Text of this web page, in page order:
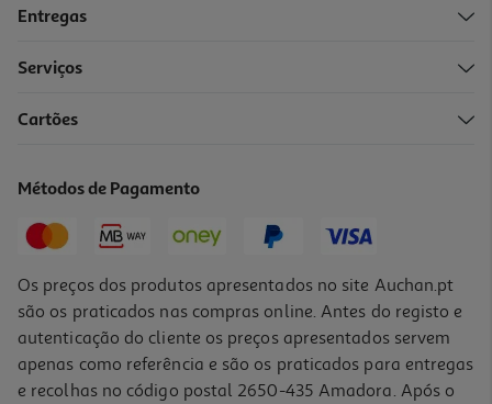
-10%
11,90 € PVP de editor
Entregas
Serviços
Cartões
Métodos de Pagamento
Os preços dos produtos apresentados no site Auchan.pt
são os praticados nas compras online. Antes do registo e
autenticação do cliente os preços apresentados servem
apenas como referência e são os praticados para entregas
e recolhas no código postal 2650-435 Amadora. Após o